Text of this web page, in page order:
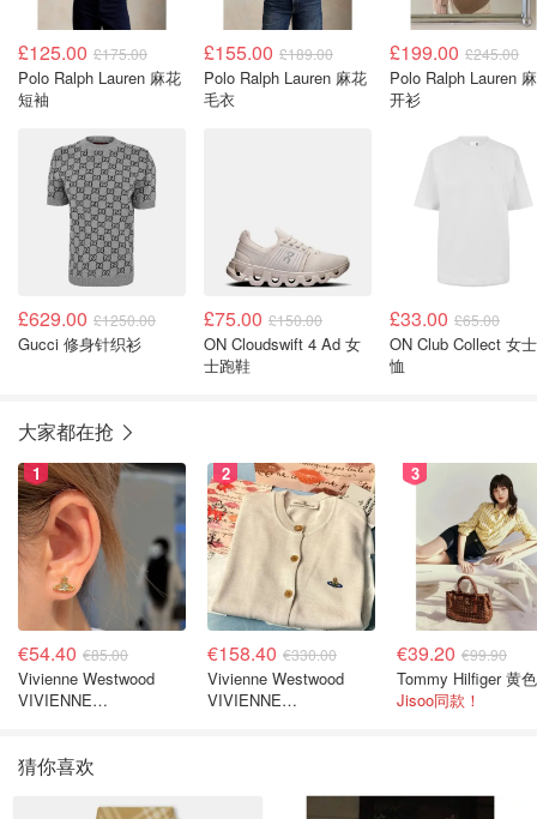
£125.00 £175.00
Polo Ralph Lauren 麻花
短袖
£155.00 £189.00
Polo Ralph Lauren 麻花
毛衣
£199.00 £245.00
Polo Ralph Lauren
开衫
£629.00 £1250.00
Gucci 修身针织衫
£75.00 £150.00
ON Cloudswift 4 Ad 女
士跑鞋
£33.00 £65.00
ON Club Collect 女
恤
大家都在抢
1
€54.40 €85.00
Vivienne Westwood
VIVIENNE
2
€158.40 €330.00
Vivienne Westwood
VIVIENNE
3
€39.20 €99.90
Jisoo同款！
猜你喜欢